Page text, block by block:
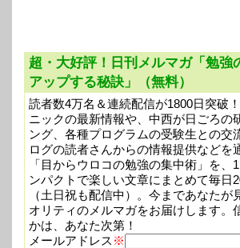
超・大好評！日刊メルマガ「勉強
アップする秘訣」（無料）
読者数4万名＆連続配信が1800日突破
ニックの最新情報や、中西が日ごろの
ング、各種プログラムの受験生との交
ログの読者さんからの情報提供などを
「目からウロコの勉強の集中術」を、
ンパクトで楽しい文章にまとめて毎日
（土日祝も配信中）。今まであなたが
オリティのメルマガをお届けします。
かは、あなた次第！
メールアドレス ※